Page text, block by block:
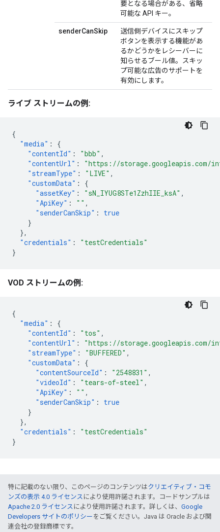
要となる場合がある、省略
可能な API キー。
senderCanSkip
送信側デバイスにスキップ
ボタンを表示する機能があ
るかどうかをレシーバーに
知らせるブール値。スキッ
プ可能な広告のサポートを
有効にします。
ライブ ストリームの例:
{
"media" :
{
"contentId" : "bbb" ,
"contentUrl" :
"https://storage.googleapis.com/
"streamType" : "LIVE" ,
"customData" :
{
"assetKey" : "sN_IYUG8STe1ZzhIIE_ksA" ,
"ApiKey" : "" ,
"senderCanSkip" :
true
}
},
"credentials" :
"testCredentials"
}
VOD ストリームの例:
{
"media" :
{
"contentId" : "tos" ,
"contentUrl" :
"https://storage.googleapis.com/
"streamType" : "BUFFERED" ,
"customData" :
{
"contentSourceId" : "2548831" ,
"videoId" : "tears-of-steel" ,
"ApiKey" : "" ,
"senderCanSkip" :
true
}
},
"credentials" :
"testCredentials"
}
特に記載のない限り、このページのコンテンツはクリエイティブ・コモ
ンズの表示 4.0 ライセンス により使用許諾されます。コードサンプルは
Apache 2.0 ライセンス により使用許諾されます。詳しくは、 Google
Developers サイトのポリシー をご覧ください。Java は Oracle および関
連会社の登録商標です。